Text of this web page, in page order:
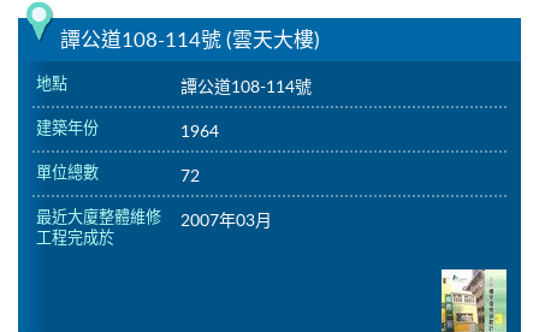
譚公道108-114號 (雲天大樓)
地點 譚公道108-114號
建築年份 1964
單位總數 72
最近大廈整體維修
工程完成於
2007年03月